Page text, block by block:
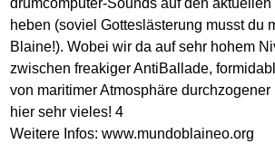
heben (soviel Gotteslästerung musst du
Blaine!). Wobei wir da auf sehr hohem
zwischen freakiger AntiBallade,
von maritimer Atmosphäre
hier sehr vieles! 4
Weitere Infos:www.mundoblaineo.org